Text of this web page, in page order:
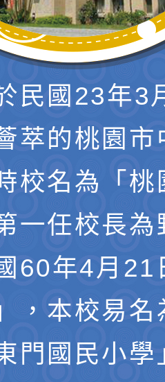
民國23年3
萃的桃園市
校名為「桃
一任校長為
60年4月21
，本校易名
門國民小學